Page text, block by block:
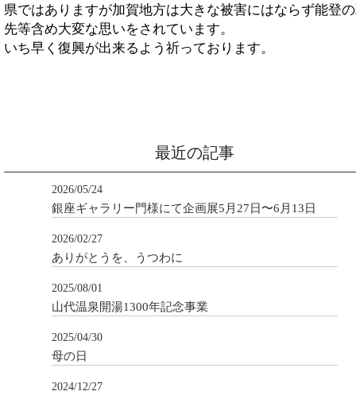
県ではありますが加賀地方は大きな被害にはならず能登
先等含め大変な思いをされています。
いち早く復興が出来るよう祈っております。
最近の記事
2026/05/24
銀座ギャラリー門様にて企画展5月27日〜6月13日
2026/02/27
ありがとうを、うつわに
2025/08/01
山代温泉開湯1300年記念事業
2025/04/30
母の日
2024/12/27